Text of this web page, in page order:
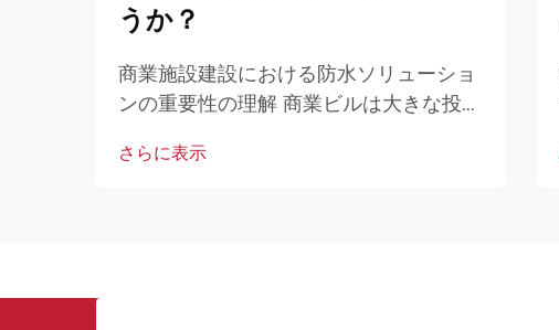
うか？
商業施設建設における防水ソリューショ
ンの重要性の理解 商業ビルは大きな投資
て、水害からの堅牢な保護が求められま
さらに表示